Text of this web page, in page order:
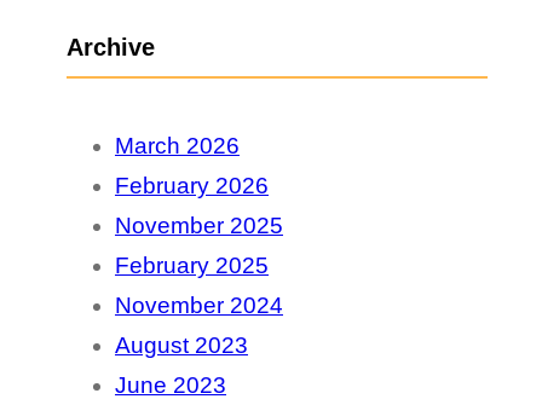
Archive
March 2026
February 2026
November 2025
February 2025
November 2024
August 2023
June 2023